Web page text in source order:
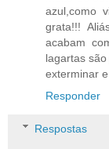
azul,como
grata!!!
acabam
lagartas
exterminar
Responder
Respostas